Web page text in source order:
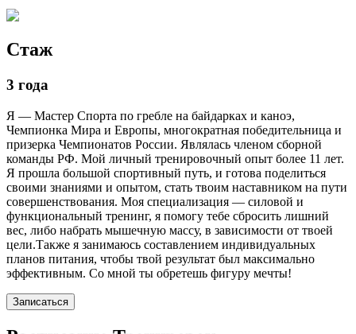
Стаж
3 года
Я — Мастер Спорта по гребле на байдарках и каноэ,
Чемпионка Мира и Европы, многократная победительница и
призерка Чемпионатов России. Являлась членом сборной
команды РФ. Мой личный тренировочный опыт более 11 лет.
Я прошла большой спортивный путь, и готова поделиться
своими знаниями и опытом, стать твоим наставником на пути
совершенствования. Моя специализация — силовой и
функциональный тренинг, я помогу тебе сбросить лишний
вес, либо набрать мышечную массу, в зависимости от твоей
цели.Также я занимаюсь составлением индивидуальных
планов питания, чтобы твой результат был максимально
эффективным. Со мной ты обретешь фигуру мечты!
Записаться